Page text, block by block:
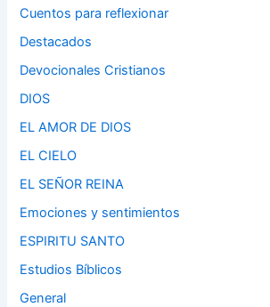
Cuentos para reflexionar
Destacados
Devocionales Cristianos
DIOS
EL AMOR DE DIOS
EL CIELO
EL SEÑOR REINA
Emociones y sentimientos
ESPIRITU SANTO
Estudios Bíblicos
General